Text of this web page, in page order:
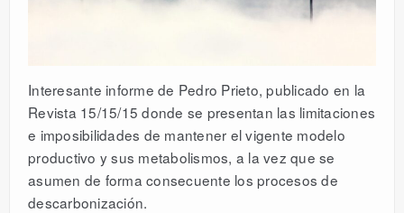
Interesante informe de Pedro Prieto, publicado en la
Revista 15/15/15 donde se presentan las limitaciones
e imposibilidades de mantener el vigente modelo
productivo y sus metabolismos, a la vez que se
asumen de forma consecuente los procesos de
descarbonización.